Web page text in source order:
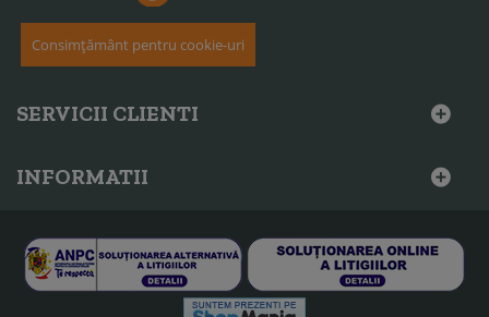
Consimțământ pentru cookie-uri
SERVICII CLIENTI
INFORMATII